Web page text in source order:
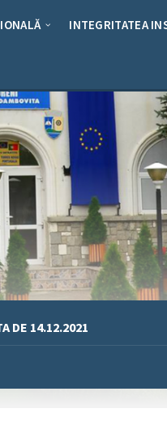
INTEGRITATEA
DE 14.12.2021